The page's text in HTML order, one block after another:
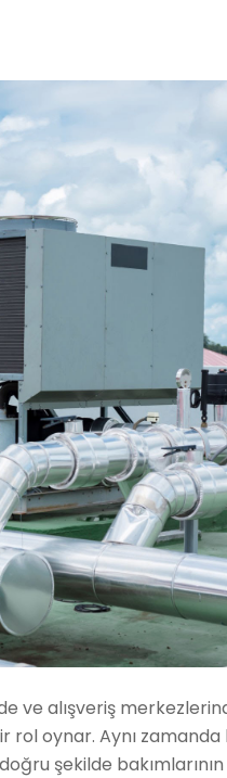
ve alışveriş
rol oynar. Aynı
şekilde bakımlarının